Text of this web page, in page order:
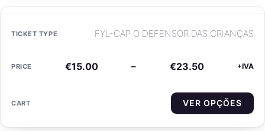
FYL-CAP O DEFENSOR DAS CRIANÇAS
€15.00 – €23.50
Price range: €15.00 through €23.50 +IVA
VER OPÇÕES